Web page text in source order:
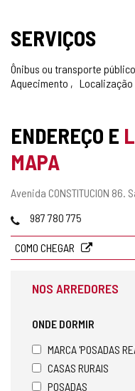
SERVIÇOS
Ônibus ou transporte
Aquecimento
Localização
ENDEREÇO E
MAPA
Endereço
Avenida CONSTITUCION 86.
Telefones
987 780 775
COMO CHEGAR
NOS ARREDORES
ONDE DORMIR
MARCA 'POSADAS
CASAS RURAIS
POSADAS